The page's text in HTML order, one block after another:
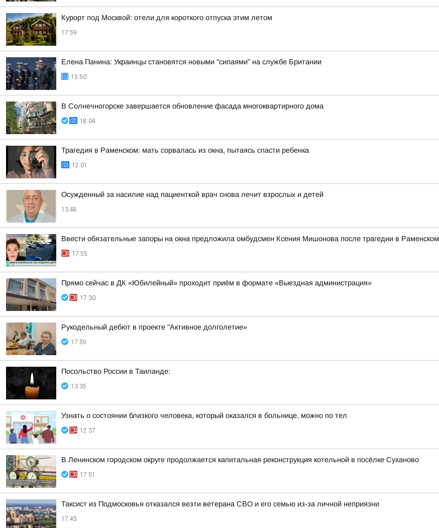
Курорт под Москвой: отели для короткого отпуска этим летом
17:59
Елена Панина: Украинцы становятся новыми "сипаями" на службе Британии
15:50
В Солнечногорске завершается обновление фасада многоквартирного дома
18:04
Трагедия в Раменском: мать сорвалась из окна, пытаясь спасти ребенка
12:01
Осужденный за насилие над пациенткой врач снова лечит взрослых и детей
13:48
Ввести обязательные запоры на окна предложила омбудсмен Ксения Мишонова после трагедии в Раменском
17:55
Прямо сейчас в ДК «Юбилейный» проходит приём в формате «Выездная администрация»
17:30
Рукодельный дебют в проекте "Активное долголетие»
17:59
Посольство России в Таиланде:
13:35
Узнать о состоянии близкого человека, который оказался в больнице, можно по тел
12:37
В Ленинском городском округе продолжается капитальная реконструкция котельной в посёлке Суханово
17:51
Таксист из Подмосковья отказался везти ветерана СВО и его семью из-за личной неприязни
17:45